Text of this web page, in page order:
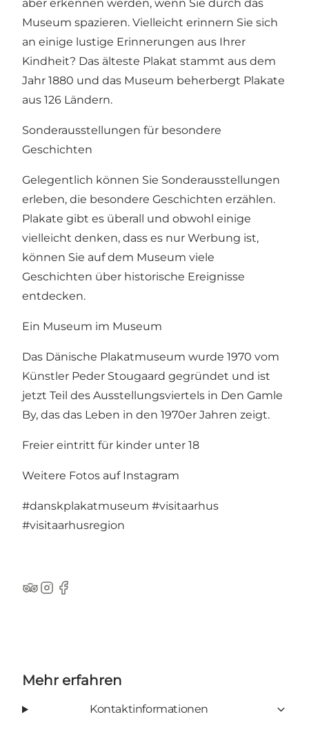
aber erkennen werden, wenn Sie durch das
Museum spazieren. Vielleicht erinnern Sie sich
an einige lustige Erinnerungen aus Ihrer
Kindheit? Das älteste Plakat stammt aus dem
Jahr 1880 und das Museum beherbergt Plakate
aus 126 Ländern.
Sonderausstellungen für besondere
Geschichten
Gelegentlich können Sie Sonderausstellungen
erleben, die besondere Geschichten erzählen.
Plakate gibt es überall und obwohl einige
vielleicht denken, dass es nur Werbung ist,
können Sie auf dem Museum viele
Geschichten über historische Ereignisse
entdecken.
Ein Museum im Museum
Das Dänische Plakatmuseum wurde 1970 vom
Künstler Peder Stougaard gegründet und ist
jetzt Teil des Ausstellungsviertels in Den Gamle
By, das das Leben in den 1970er Jahren zeigt.
Freier eintritt für kinder unter 18
Weitere Fotos auf Instagram
#danskplakatmuseum #visitaarhus
#visitaarhusregion
TripAdvisor
Instagram
Facebook
Mehr erfahren
Kontaktinformationen